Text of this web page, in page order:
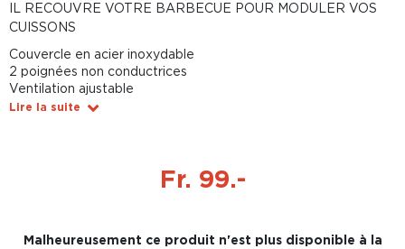
IL RECOUVRE VOTRE BARBECUE POUR MODULER VOS
CUISSONS
Couvercle en acier inoxydable
2 poignées non conductrices
Ventilation ajustable
Lire la suite
Fr. 99.-
Malheureusement ce produit n'est plus disponible à la